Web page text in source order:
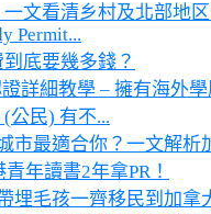
一文看清乡村及北部地
Permit...
底要幾多錢？
證詳細教學 – 擁有海外
(公民) 有不...
市最適合你？一文解析
年讀書2年拿PR！
埋毛孩一齊移民到加拿